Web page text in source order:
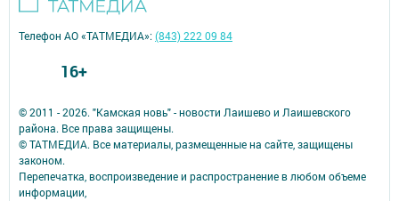
© 2011 - 2026. "Камская новь" - новости Лаишево и Лаишевского
района. Все права защищены.
© ТАТМЕДИА. Все материалы, размещенные на сайте, защищены
законом.
Перепечатка, воспроизведение и распространение в любом объеме
информации,
Телефон АО «ТАТМЕДИА»:(843) 222 09 84
16+